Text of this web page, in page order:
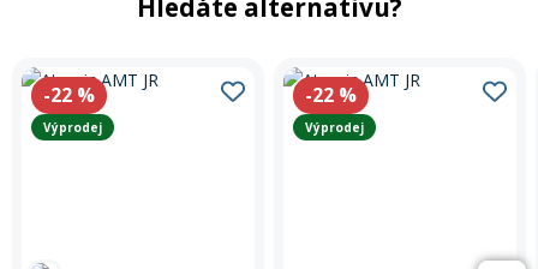
-22 %
Výprodej
-22 %
Výprodej